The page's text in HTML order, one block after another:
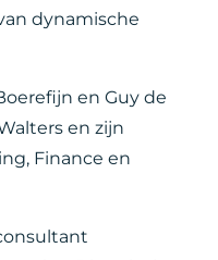
dynamische
en Guy de
en zijn
Finance en